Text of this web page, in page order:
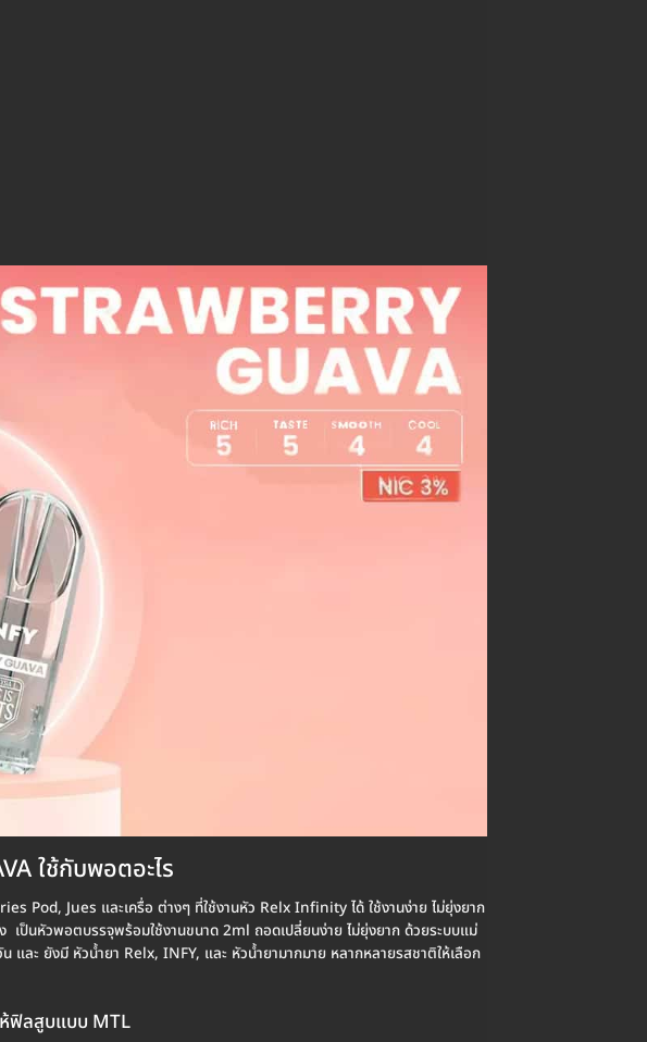
ใช้กับพอตอะไร
Pod, Jues และเครื่อ ต่างๆ ที่ใช้งานหัว Relx Infinity ได้ ใช้งานง่าย ไม่ยุ่งยาก
ป็นหัวพอตบรรจุพร้อมใช้งานขนาด 2ml ถอดเปลี่ยนง่าย ไม่ยุ่งยาก ด้วยระบบแม่
และ ยังมี หัวน้ำยา Relx, INFY, และ หัวน้ำยามากมาย หลากหลายรสชาติให้เลือก
ห้ฟิลสูบแบบ MTL